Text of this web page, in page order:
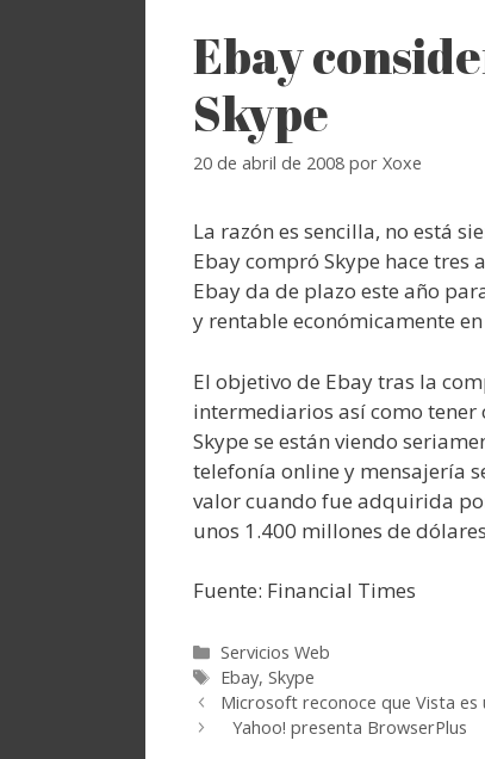
Ebay
Skype
20 de abril de 2008 por Xoxe
La razón es sencilla, no está
Ebay compró Skype hace tres
Ebay da de plazo este año
y rentable económicamente
El objetivo de Ebay tras la
intermediarios así como tener
Skype se están viendo
telefonía online y mensajería
valor cuando fue adquirida
unos 1.400 millones de
Fuente: Financial Times
Categorías
Servicios Web
Etiquetas
Ebay,Skype
Microsoft reconoce que Vista
Yahoo! presenta BrowserPlus